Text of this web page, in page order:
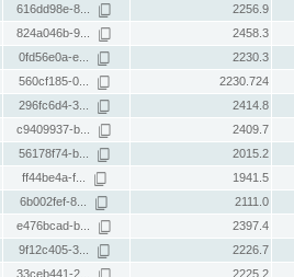
616dd98e-8... 2256.9
824a046b-9... 2458.3
0fd56e0a-e... 2230.3
560cf185-0... 2230.724
296fc6d4-3... 2414.8
c9409937-b... 2409.7
56178f74-b... 2015.2
ff44be4a-f... 1941.5
6b002fef-8... 2111.0
e476bcad-b... 2397.4
9f12c405-3... 2226.7
33ceb441-2... 2225.2